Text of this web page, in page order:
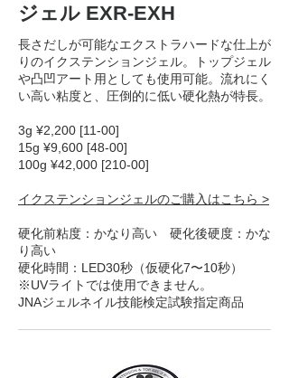
ジェル EXR-EXH
長さだしが可能なエクストラハードな仕上が
りのイクステンションジェル。トップジェル
や凸凹アート用としても使用可能。流れにく
い高い粘度と、圧倒的に低い硬化熱が特長。
3g ¥2,200 [11-00]
15g ¥9,600 [48-00]
100g ¥42,000 [210-00]
イクステンションジェルのご購入はこちら >
硬化前粘度：かなり高い 硬化後硬度：かな
り高い
硬化時間：LED30秒（仮硬化7〜10秒）
※UVライトでは使用できません。
JNAジェルネイル技能検定試験指定商品